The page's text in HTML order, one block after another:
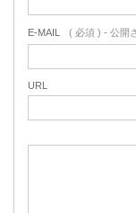
E-MAIL ( 必須 ) - 公開
URL